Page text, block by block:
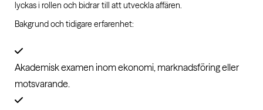
lyckas i rollen och bidrar till att utveckla affären.
Bakgrund och tidigare erfarenhet:
Akademisk examen inom ekonomi, marknadsföring eller
motsvarande.